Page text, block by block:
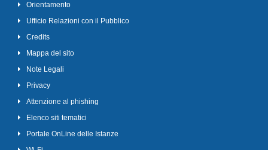
Orientamento
Ufficio Relazioni con il Pubblico
Credits
Mappa del sito
Note Legali
Privacy
Attenzione al phishing
Elenco siti tematici
Portale OnLine delle Istanze